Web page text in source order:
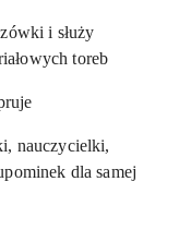
i służy
toreb
nauczycielki,
dla samej